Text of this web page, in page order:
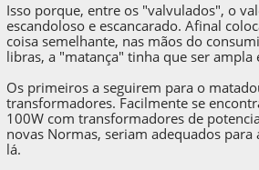
Isso porque, entre os "valvulados", o
escandoloso e escancarado. Afinal
coisa semelhante, nas mãos do
libras, a "matança" tinha que ser ampla
Os primeiros a seguirem para o
transformadores. Facilmente se
100W com transformadores de
novas Normas, seriam adequados para
lá.